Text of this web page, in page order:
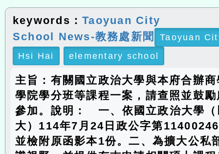
keywords：Taoyuan City
School News-教務處新聞
Taoyuan
Hsi Hai
elementary school
主旨：有關國立政治大學與本府合辦
學院學分班等課程一案，請查照並鼓
參加。說明： 一、依國立政治大學（
大）114年7月24日政公字第
並檢附原函影本1份。二、為擴大公私